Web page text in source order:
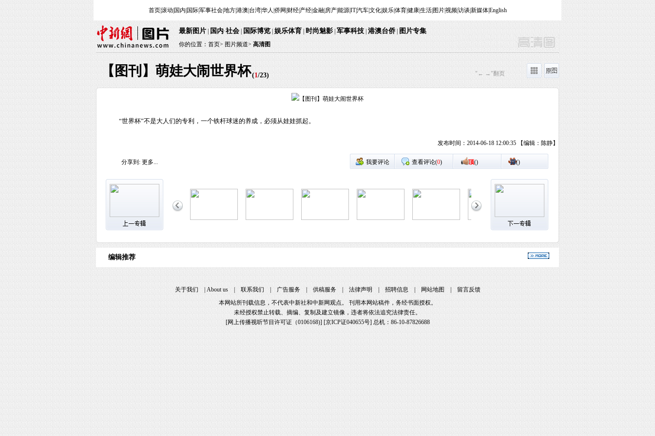
首页|滚动 国内 国际|军事社会|地方|港澳 台湾|华人 侨网 财经| 产经|金融| 房产|能源|IT|汽车|文化|娱乐|体育|健康|生活| 图片|视频|访谈 新媒体|English
最新图片|国内·社会|国际博览|娱乐体育|时尚魅影|军事科技|港澳台侨|图片专集
你的位置：首页>图片频道> 高清图
【图刊】萌娃大闹世界杯(1/23) "← →"翻页
“世界杯”不是大人们的专利，一个铁杆球迷的养成，必须从娃娃抓起。
发布时间：2014-06-18 12:00:35 【编辑：陈静】
分享到: 更多... 我要评论 查看评论(0) 顶() 踩()
编辑推荐
关于我们|About us|联系我们|广告服务|供稿服务|法律声明|招聘信息|网站地图|留言反馈
本网站所刊载信息，不代表中新社和中新网观点。 刊用本网站稿件，务经书面授权。
未经授权禁止转载、摘编、复制及建立镜像，违者将依法追究法律责任。
[网上传播视听节目许可证（0106168)] [京ICP证040655号] 总机：86-10-87826688